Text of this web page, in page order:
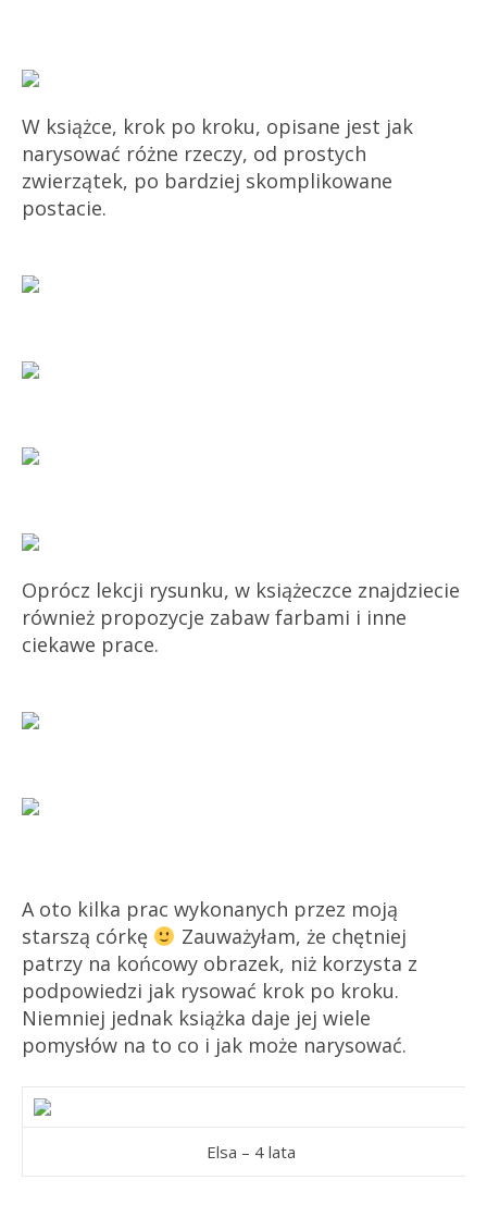
W książce, krok po kroku, opisane jest jak
narysować różne rzeczy, od prostych
zwierzątek, po bardziej skomplikowane
postacie.
Oprócz lekcji rysunku, w książeczce znajdziecie
również propozycje zabaw farbami i inne
ciekawe prace.
A oto kilka prac wykonanych przez moją
starszą córkę
Zauważyłam, że chętniej
patrzy na końcowy obrazek, niż korzysta z
podpowiedzi jak rysować krok po kroku.
Niemniej jednak książka daje jej wiele
pomysłów na to co i jak może narysować.
Elsa – 4 lata